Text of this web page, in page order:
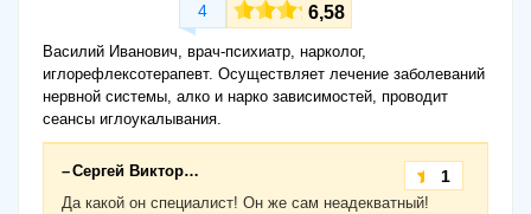
4 6,58
Василий Иванович, врач-психиатр, нарколог,
иглорефлексотерапевт. Осуществляет лечение заболеваний
нервной системы, алко и нарко зависимостей, проводит
сеансы иглоукалывания.
Сергей Викторович 1
Да какой он специалист! Он же сам неадекватный!